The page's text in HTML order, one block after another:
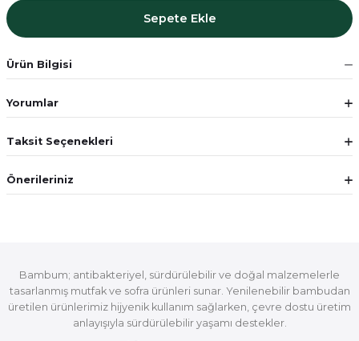
Sepete Ekle
Ürün Bilgisi
Yorumlar
Taksit Seçenekleri
Önerileriniz
Bambum; antibakteriyel, sürdürülebilir ve doğal malzemelerle
tasarlanmış mutfak ve sofra ürünleri sunar. Yenilenebilir bambudan
üretilen ürünlerimiz hijyenik kullanım sağlarken, çevre dostu üretim
anlayışıyla sürdürülebilir yaşamı destekler.